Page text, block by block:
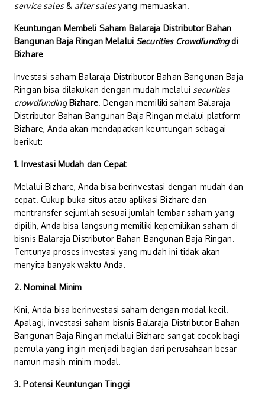
service sales& after salesyang memuaskan.
Keuntungan Membeli Saham Balaraja Distributor Bahan
Bangunan Baja Ringan Melalui Securities Crowdfundingdi
Bizhare
Investasi saham Balaraja Distributor Bahan Bangunan Baja
Ringan bisa dilakukan dengan mudah melalui securities
crowdfunding Bizhare. Dengan memiliki saham Balaraja
Distributor Bahan Bangunan Baja Ringan melalui platform
Bizhare, Anda akan mendapatkan keuntungan sebagai
berikut:
1. Investasi Mudah dan Cepat
Melalui Bizhare, Anda bisa berinvestasi dengan mudah dan
cepat. Cukup buka situs atau aplikasi Bizhare dan
mentransfer sejumlah sesuai jumlah lembar saham yang
dipilih, Anda bisa langsung memiliki kepemilikan saham di
bisnis Balaraja Distributor Bahan Bangunan Baja Ringan.
Tentunya proses investasi yang mudah ini tidak akan
menyita banyak waktu Anda.
2. Nominal Minim
Kini, Anda bisa berinvestasi saham dengan modal kecil.
Apalagi, investasi saham bisnis Balaraja Distributor Bahan
Bangunan Baja Ringan melalui Bizhare sangat cocok bagi
pemula yang ingin menjadi bagian dari perusahaan besar
namun masih minim modal.
3. Potensi Keuntungan Tinggi